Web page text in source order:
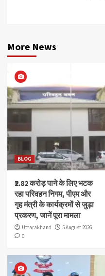
More News
BLOG
₹2.82 करोड़ पाने के लिए भटक
रहा परिवहन निगम, पीएम और
गृह मंत्री के कार्यक्रमों से जुड़ा
प्रकरण, जानें पूरा मामला
Uttarakhand
5 August 2026
0